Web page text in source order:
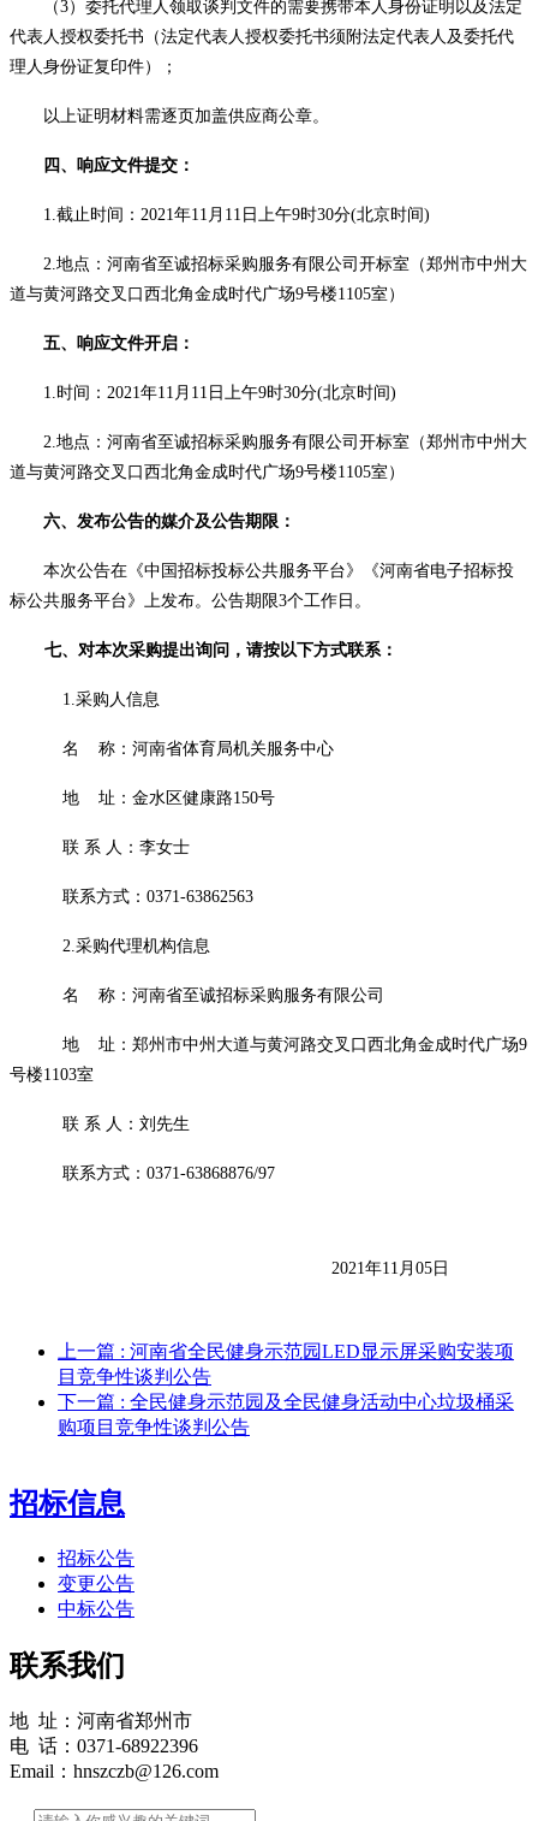
（3）委托代理人领取谈判文件的需要携带本人身份证明以及法定
代表人授权委托书（法定代表人授权委托书须附法定代表人及委托代
理人身份证复印件）；
以上证明材料需逐页加盖供应商公章。
四、响应文件提交：
1.截止时间： 2021年11 月 11 日 上午9时30分(北京时间)
2.地点： 河南省至诚招标采购服务有限公司开标室（郑州市中州大
道与黄河路交叉口西北角金成时代广场9号楼1105室）
五、响应文件开启：
1.时间： 2021年11 月 11 日 上午9时30分(北京时间)
2.地点： 河南省至诚招标采购服务有限公司开标室（郑州市中州大
道与黄河路交叉口西北角金成时代广场9号楼1105室）
六、发布公告的媒介及公告期限：
本次公告在《中国招标投标公共服务平台》《河南省电子招标投
标公共服务平台》上发布。 公告期限3个工作日 。
七、对本次采购提出询问，请按以下方式联系：
1.采购人信息
名 称：河南省体育局机关服务中心
地 址：金水区健康路150号
联 系 人：李女士
联系方式： 0371-63862563
2.采购代理机构信息
名 称：河南省至诚招标采购服务有限公司
地 址：郑州市中州大道与黄河路交叉口西北角金成时代广场9
号楼1103室
联 系 人： 刘先生
联系方式： 0371-63868876/97
2021年11 月 05 日
上一篇 : 河南省全民健身示范园LED显示屏采购安装项
目竞争性谈判公告
下一篇 : 全民健身示范园及全民健身活动中心垃圾桶采
购项目竞争性谈判公告
招标信息
招标公告
变更公告
中标公告
联系我们
地 址：河南省郑州市
电 话：0371-68922396
Email：hnszczb@126.com